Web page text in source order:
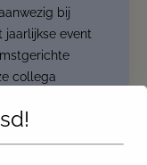
bij
jaarlijkse event
collega